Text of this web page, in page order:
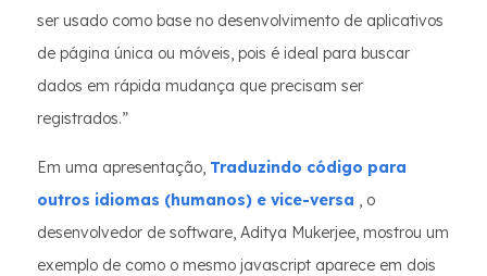
ser usado como base no desenvolvimento de aplicativos
de página única ou móveis, pois é ideal para buscar
dados em rápida mudança que precisam ser
registrados.”
Em uma apresentação, Traduzindo código para
outros idiomas (humanos) e vice-versa , o
desenvolvedor de software, Aditya Mukerjee, mostrou um
exemplo de como o mesmo javascript aparece em dois